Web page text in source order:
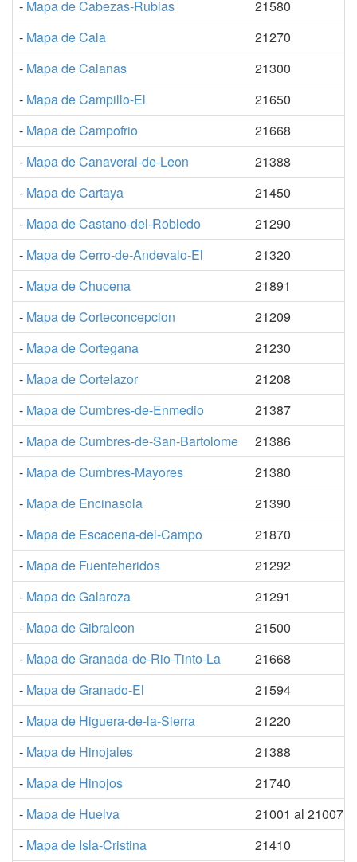
- Mapa de Cabezas-Rubias
21580
- Mapa de Cala
21270
- Mapa de Calanas
21300
- Mapa de Campillo-El
21650
- Mapa de Campofrio
21668
- Mapa de Canaveral-de-Leon
21388
- Mapa de Cartaya
21450
- Mapa de Castano-del-Robledo
21290
- Mapa de Cerro-de-Andevalo-El
21320
- Mapa de Chucena
21891
- Mapa de Corteconcepcion
21209
- Mapa de Cortegana
21230
- Mapa de Cortelazor
21208
- Mapa de Cumbres-de-Enmedio
21387
- Mapa de Cumbres-de-San-Bartolome
21386
- Mapa de Cumbres-Mayores
21380
- Mapa de Encinasola
21390
- Mapa de Escacena-del-Campo
21870
- Mapa de Fuenteheridos
21292
- Mapa de Galaroza
21291
- Mapa de Gibraleon
21500
- Mapa de Granada-de-Rio-Tinto-La
21668
- Mapa de Granado-El
21594
- Mapa de Higuera-de-la-Sierra
21220
- Mapa de Hinojales
21388
- Mapa de Hinojos
21740
- Mapa de Huelva
21001 al 21007
- Mapa de Isla-Cristina
21410